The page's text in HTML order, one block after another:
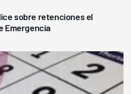
sobre retenciones el
Emergencia